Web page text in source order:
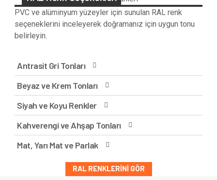
PVC ve alüminyum yüzeyler için sunulan RAL renk
seçeneklerini inceleyerek doğramanız için uygun tonu
belirleyin.
Antrasit Gri Tonları
Beyaz ve Krem Tonları
Siyah ve Koyu Renkler
Kahverengi ve Ahşap Tonları
Mat, Yarı Mat ve Parlak
RAL RENKLERINI GÖR